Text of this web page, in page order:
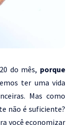
do mês, porque
ter uma vida
Mas como
não é suficiente?
você economizar